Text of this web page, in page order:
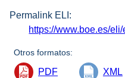
Permalink ELI:
https://www.boe.es/
Otros formatos:
PDF XML